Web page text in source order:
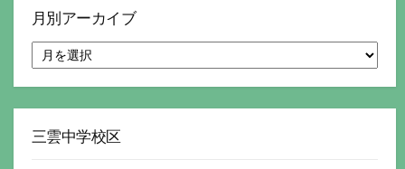
月別アーカイブ
別
イ
三雲中学校区